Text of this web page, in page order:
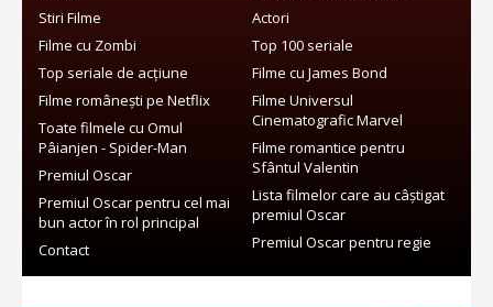
Stiri Filme
Actori
Filme cu Zombi
Top 100 seriale
Top seriale de acțiune
Filme cu James Bond
Filme românești pe Netflix
Filme Universul
Cinematografic Marvel
Toate filmele cu Omul
Pâianjen - Spider-Man
Filme romantice pentru
Sfântul Valentin
Premiul Oscar
Lista filmelor care au câștigat
premiul Oscar
Premiul Oscar pentru cel mai
bun actor în rol principal
Premiul Oscar pentru regie
Contact